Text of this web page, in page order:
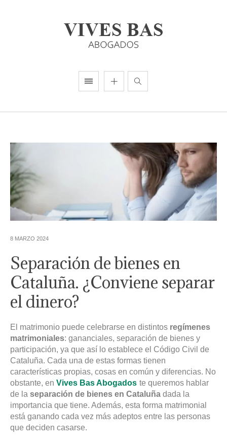
8 MARZO 2024
Separación de bienes en
Cataluña. ¿Conviene separar
el dinero?
El matrimonio puede celebrarse en distintos regímenes
matrimoniales: gananciales, separación de bienes y
participación, ya que así lo establece el Código Civil de
Cataluña. Cada una de estas formas tienen
características propias, cosas en común y diferencias. No
obstante, en Vives Bas Abogados
de la separación de bienes en Cataluña dada la
importancia que tiene. Además, esta forma matrimonial
está ganando cada vez más adeptos entre las personas
que deciden casarse.